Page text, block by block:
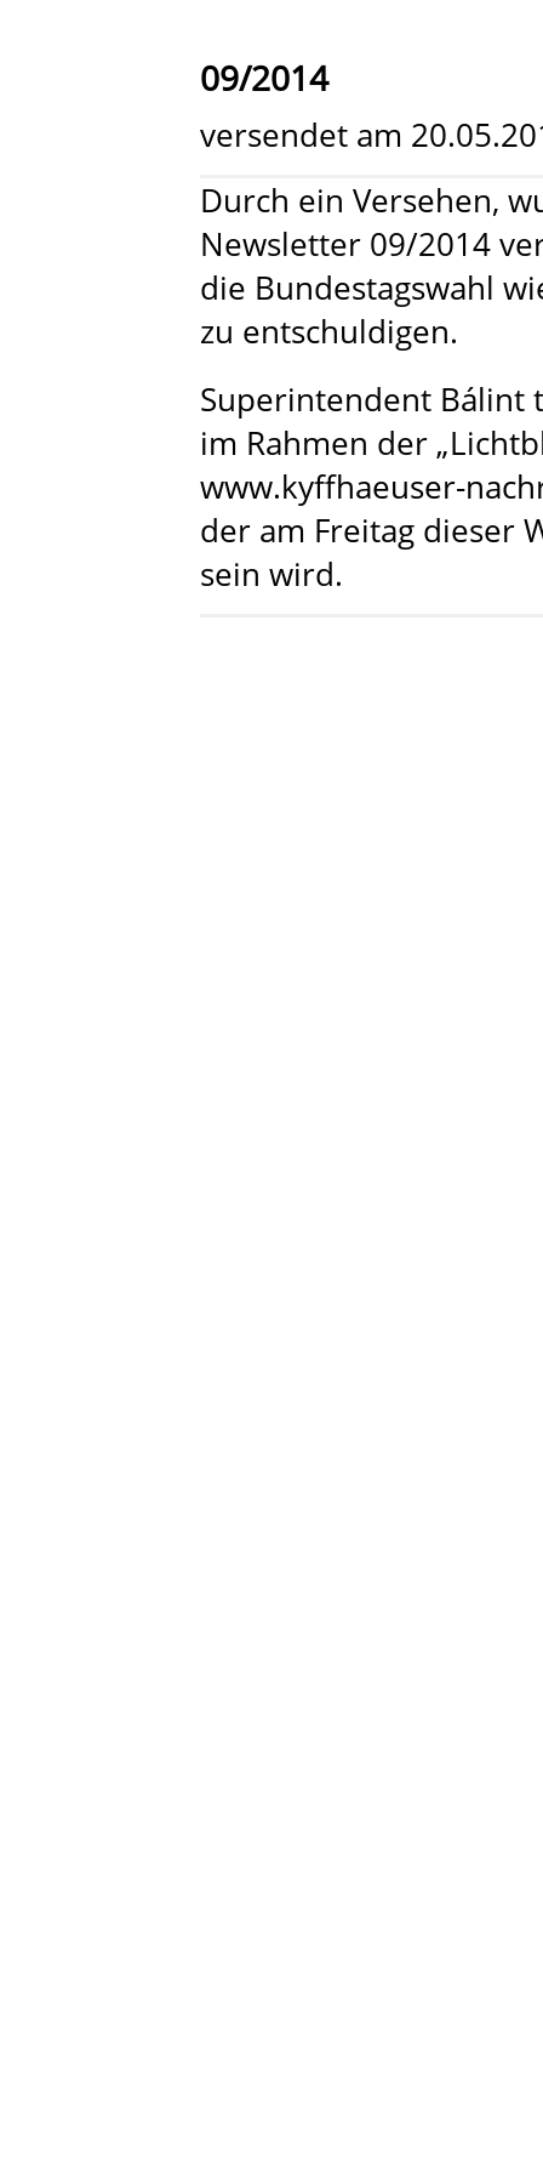
09/2014
versendet am
Durch ein Versehen,
Newsletter 09/2014
die Bundestagswahl
zu entschuldigen.
Superintendent Bálint
im Rahmen der
www.kyffhaeuser-
der am Freitag dieser
sein wird.